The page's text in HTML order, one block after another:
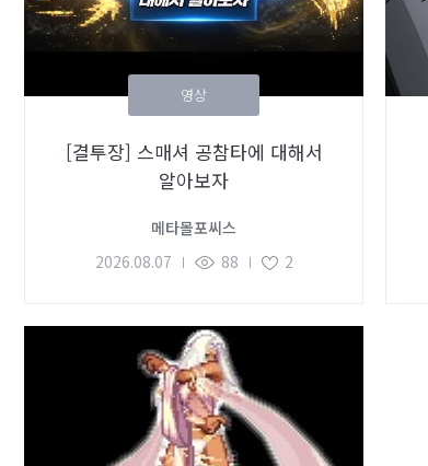
영상
[결투장] 스매셔 공참타에 대해서
알아보자
메타몰포씨스
2026.08.07
88 2